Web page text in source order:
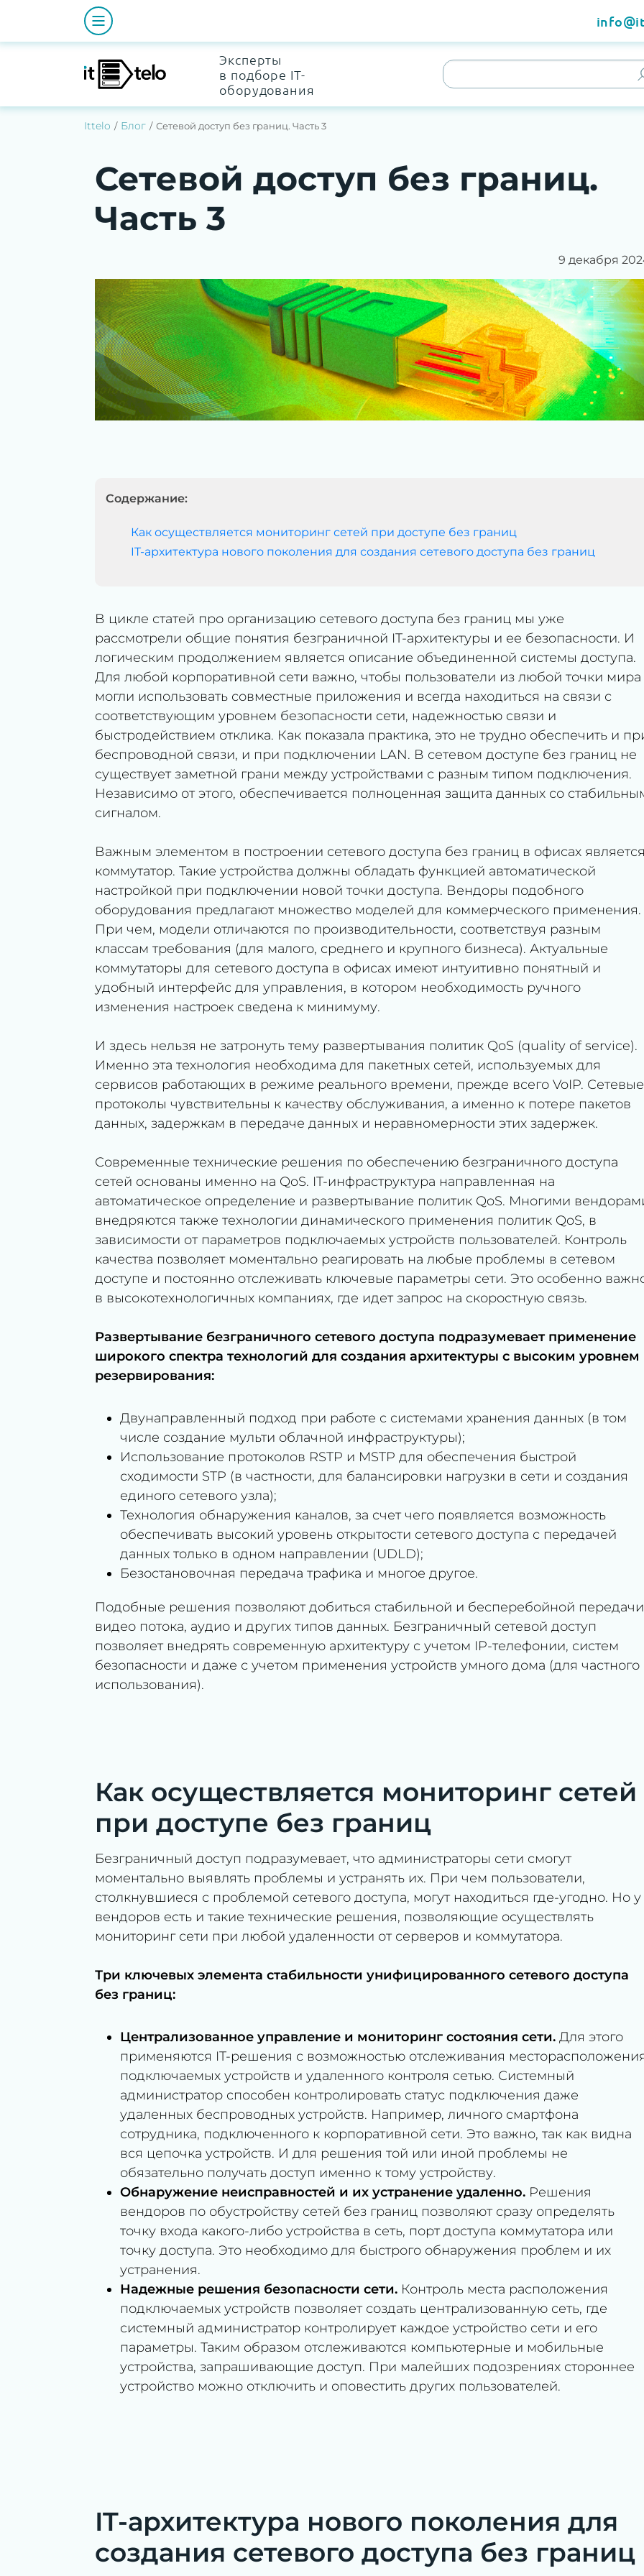
Эксперты
в подборе IT-
оборудования
Ittelo Блог Сетевой доступ без границ. Часть 3
Сетевой доступ без границ.
Часть 3
9 декабря
Содержание:
Как осуществляется мониторинг сетей при доступе без границ
IT-архитектура нового поколения для создания сетевого доступа без границ
В цикле статей про организацию сетевого доступа без границ мы уже
рассмотрели общие понятия безграничной IT-архитектуры и ее безопасности. И
логическим продолжением является описание объединенной системы доступа.
Для любой корпоративной сети важно, чтобы пользователи из любой точки мира
могли использовать совместные приложения и всегда находиться на связи с
соответствующим уровнем безопасности сети, надежностью связи и
быстродействием отклика. Как показала практика, это не трудно обеспечить и
беспроводной связи, и при подключении LAN. В сетевом доступе без границ не
существует заметной грани между устройствами с разным типом подключения.
Независимо от этого, обеспечивается полноценная защита данных со
сигналом.
Важным элементом в построении сетевого доступа без границ в офисах
коммутатор. Такие устройства должны обладать функцией автоматической
настройкой при подключении новой точки доступа. Вендоры подобного
оборудования предлагают множество моделей для коммерческого применения.
При чем, модели отличаются по производительности, соответствуя разным
классам требования (для малого, среднего и крупного бизнеса). Актуальные
коммутаторы для сетевого доступа в офисах имеют интуитивно понятный и
удобный интерфейс для управления, в котором необходимость ручного
изменения настроек сведена к минимуму.
И здесь нельзя не затронуть тему развертывания политик QoS (quality of service).
Именно эта технология необходима для пакетных сетей, используемых для
сервисов работающих в режиме реального времени, прежде всего VoIP. Сетевые
протоколы чувствительны к качеству обслуживания, а именно к потере пакетов
данных, задержкам в передаче данных и неравномерности этих задержек.
Современные технические решения по обеспечению безграничного доступа
сетей основаны именно на QoS. IT-инфраструктура направленная на
автоматическое определение и развертывание политик QoS. Многими
внедряются также технологии динамического применения политик QoS, в
зависимости от параметров подключаемых устройств пользователей. Контроль
качества позволяет моментально реагировать на любые проблемы в сетевом
доступе и постоянно отслеживать ключевые параметры сети. Это особенно
в высокотехнологичных компаниях, где идет запрос на скоростную связь.
Развертывание безграничного сетевого доступа подразумевает применение
широкого спектра технологий для создания архитектуры с высоким уровнем
резервирования:
Двунаправленный подход при работе с системами хранения данных (в том
числе создание мульти облачной инфраструктуры);
Использование протоколов RSTP и MSTP для обеспечения быстрой
сходимости STP (в частности, для балансировки нагрузки в сети и создания
единого сетевого узла);
Технология обнаружения каналов, за счет чего появляется возможность
обеспечивать высокий уровень открытости сетевого доступа с передачей
данных только в одном направлении (UDLD);
Безостановочная передача трафика и многое другое.
Подобные решения позволяют добиться стабильной и бесперебойной передачи
видео потока, аудио и других типов данных. Безграничный сетевой доступ
позволяет внедрять современную архитектуру с учетом IP-телефонии, систем
безопасности и даже с учетом применения устройств умного дома (для частного
использования).
Как осуществляется мониторинг сетей
при доступе без границ
Безграничный доступ подразумевает, что администраторы сети смогут
моментально выявлять проблемы и устранять их. При чем пользователи,
столкнувшиеся с проблемой сетевого доступа, могут находиться где-угодно. Но у
вендоров есть и такие технические решения, позволяющие осуществлять
мониторинг сети при любой удаленности от серверов и коммутатора.
Три ключевых элемента стабильности унифицированного сетевого доступа
без границ:
Централизованное управление и мониторинг состояния сети. Для этого
применяются IT-решения с возможностью отслеживания
подключаемых устройств и удаленного контроля сетью. Системный
администратор способен контролировать статус подключения даже
удаленных беспроводных устройств. Например, личного смартфона
сотрудника, подключенного к корпоративной сети. Это важно, так как видна
вся цепочка устройств. И для решения той или иной проблемы не
обязательно получать доступ именно к тому устройству.
Обнаружение неисправностей и их устранение удаленно. Решения
вендоров по обустройству сетей без границ позволяют сразу определять
точку входа какого-либо устройства в сеть, порт доступа коммутатора или
точку доступа. Это необходимо для быстрого обнаружения проблем и их
устранения.
Надежные решения безопасности сети. Контроль места расположения
подключаемых устройств позволяет создать централизованную сеть, где
системный администратор контролирует каждое устройство сети и его
параметры. Таким образом отслеживаются компьютерные и мобильные
устройства, запрашивающие доступ. При малейших подозрениях стороннее
устройство можно отключить и оповестить других пользователей.
IT-архитектура нового поколения для
создания сетевого доступа без границ